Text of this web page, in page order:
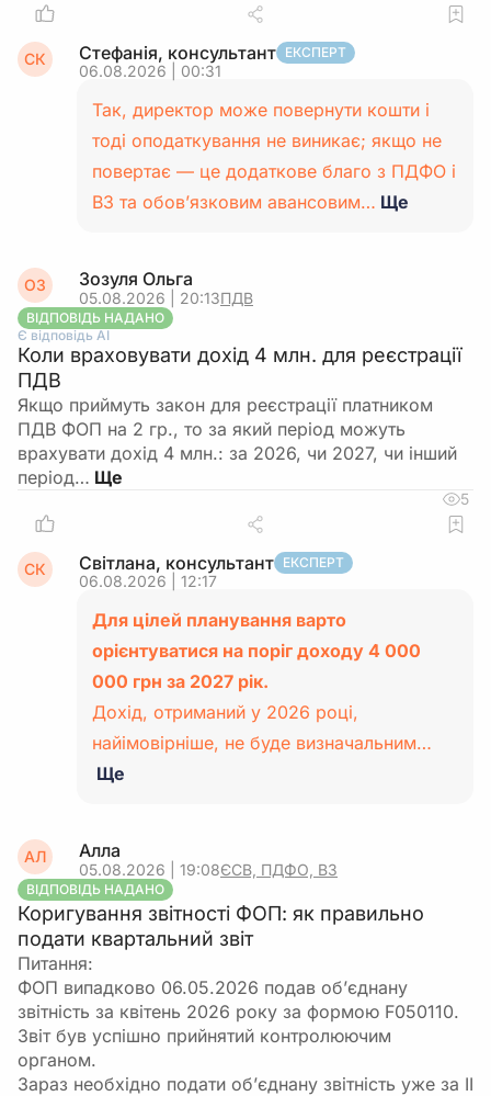
СК Стефанія, консультант ЕКСПЕРТ
06.08.2026 | 00:31
Так, директор може повернути кошти і
тоді оподаткування не виникає; якщо не
повертає — це додаткове благо з ПДФО і
ВЗ та обов’язковим авансовим… Ще
ОЗ Зозуля Ольга
05.08.2026 | 20:13ПДВ
ВІДПОВІДЬ НАДАНО
Є відповідь АІ
Коли враховувати дохід 4 млн. для реєстрації
ПДВ
Якщо приймуть закон для реєстрації платником
ПДВ ФОП на 2 гр., то за який період можуть
врахувати дохід 4 млн.: за 2026, чи 2027, чи інший
період…
5
СК Світлана, консультант ЕКСПЕРТ
06.08.2026 | 12:17
Для цілей планування варто
орієнтуватися на поріг доходу 4 000
000 грн за 2027 рік.
Дохід, отриманий у 2026 році,
найімовірніше, не буде визначальним…
Ще
АЛ Алла
05.08.2026 | 19:08ЄСВ, ПДФО, ВЗ
ВІДПОВІДЬ НАДАНО
Коригування звітності ФОП: як правильно
подати квартальний звіт
Питання:
ФОП випадково 06.05.2026 подав об’єднану
звітність за квітень 2026 року за формою F050110.
Звіт був успішно прийнятий контролюючим
органом.
Зараз необхідно подати об’єднану звітність уже за ІІ